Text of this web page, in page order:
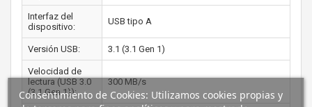
Interfaz del
dispositivo:
USB tipo A
Versión USB: 3.1 (3.1 Gen 1)
Velocidad de
lectura (USB 3.0
(3.1 Gen 1)):
300 MB/s
Consentimiento de Cookies: Utilizamos cookies propias y